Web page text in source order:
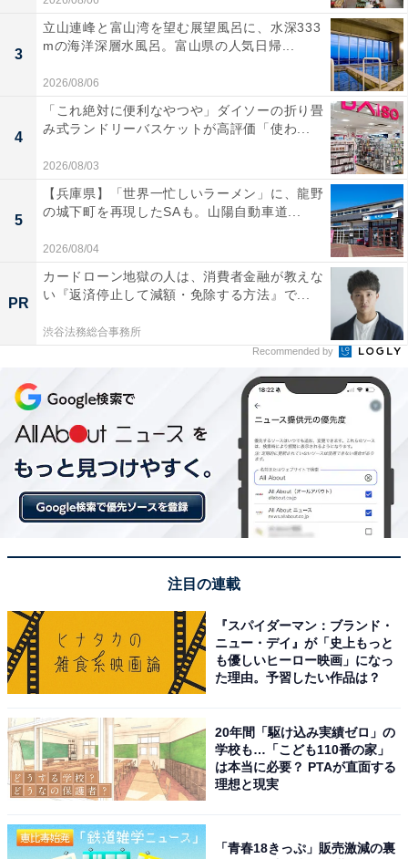
3
立山連峰と富山湾を望む展望風呂に、水深333
mの海洋深層水風呂。富山県の人気日帰...
2026/08/06
4
「これ絶対に便利なやつや」ダイソーの折り畳
み式ランドリーバスケットが高評価「使わ...
2026/08/03
5
【兵庫県】「世界一忙しいラーメン」に、龍野
の城下町を再現したSAも。山陽自動車道...
2026/08/04
PR
カードローン地獄の人は、消費者金融が教えな
い『返済停止して減額・免除する方法』で...
渋谷法務総合事務所
Recommended by
注目の連載
『スパイダーマン：ブランド・
ニュー・デイ』が「史上もっと
も優しいヒーロー映画」になっ
た理由。予習したい作品は？
20年間「駆け込み実績ゼロ」の
学校も…「こども110番の家」
は本当に必要？ PTAが直面する
理想と現実
「青春18きっぷ」販売激減の裏